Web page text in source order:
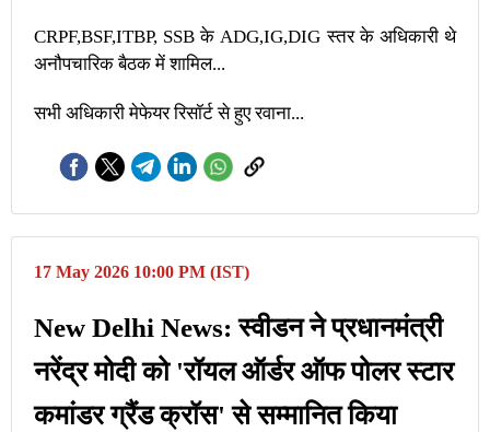
CRPF,BSF,ITBP, SSB के ADG,IG,DIG स्तर के अधिकारी थे
अनौपचारिक बैठक में शामिल...
सभी अधिकारी मेफेयर रिसॉर्ट से हुए रवाना...
17 May 2026 10:00 PM (IST)
New Delhi News: स्वीडन ने प्रधानमंत्री
नरेंद्र मोदी को 'रॉयल ​​ऑर्डर ऑफ पोलर स्टार
कमांडर ग्रैंड क्रॉस' से सम्मानित किया